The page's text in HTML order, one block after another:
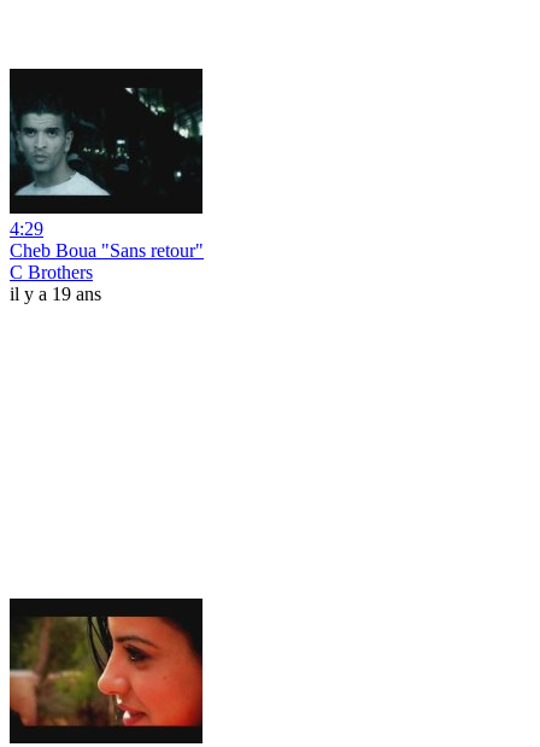
4:29
Cheb Boua "Sans retour"
C Brothers
il y a 19 ans